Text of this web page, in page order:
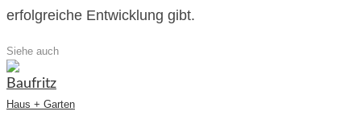
erfolgreiche Entwicklung gibt.
Siehe auch
Haus + Garten